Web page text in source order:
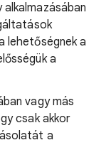
lehetőségnek a
a
vagy más
csak akkor
a